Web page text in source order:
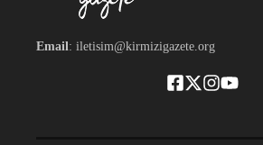
Email: iletisim@kirmizigazete.org